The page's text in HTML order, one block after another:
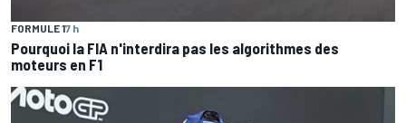
FORMULE 17 h
Pourquoi la FIA n'interdira pas les algorithmes des
moteurs en F1